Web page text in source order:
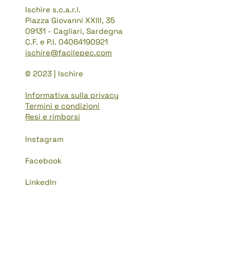
Ischìre s.c.a.r.l.
Piazza Giovanni XXIII, 35
09131 - Cagliari, Sardegna
C.F. e P.I. 04064190921
ischire@facilepec.com
© 2023 | Ischìre
Informativa sulla privacy
Termini e condizioni
Resi e rimborsi
Instagram
Facebook
LinkedIn